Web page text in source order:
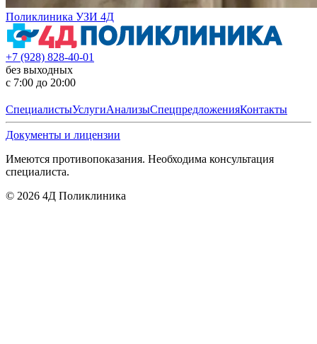
Поликлиника УЗИ 4Д
+7 (928) 828-40-01
без выходных
с 7:00 до 20:00
СпециалистыУслугиАнализыСпецпредложенияКонтакты
Документы и лицензии
Имеются противопоказания. Необходима консультация
специалиста.
© 2026 4Д Поликлиника